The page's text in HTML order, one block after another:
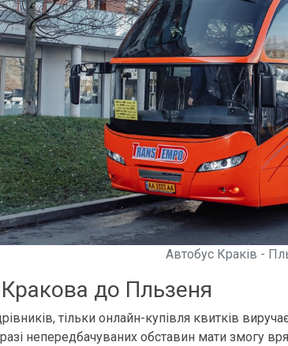
Автобус Краків -
до Пльзеня
тільки онлайн-купівля квитків
непередбачуваних обставин мати змогу